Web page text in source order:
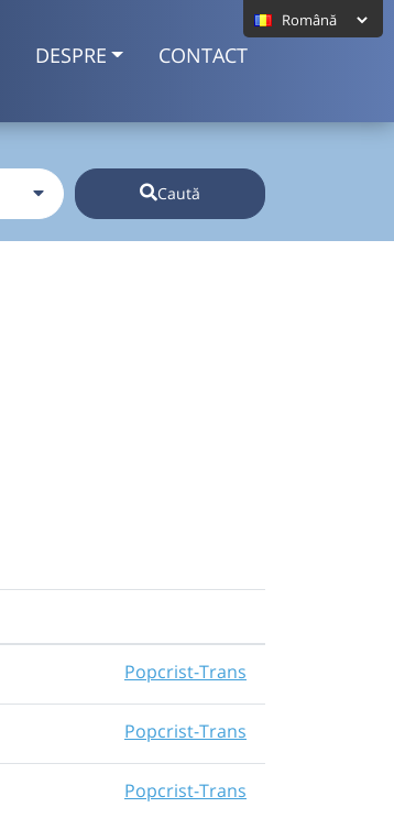
DESPRE CONTACT
Caută
Popcrist-Trans
Popcrist-Trans
Popcrist-Trans